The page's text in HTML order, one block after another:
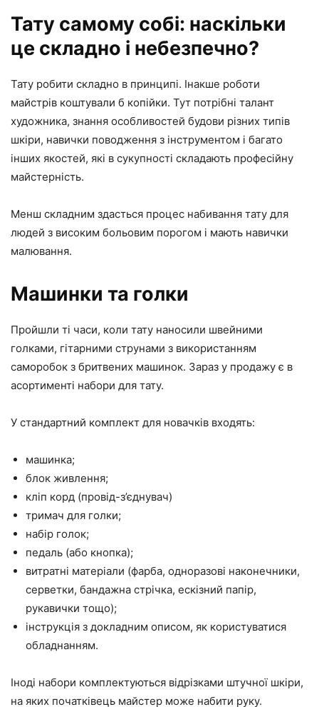
Тату самому собі: наскільки
це складно і небезпечно?
Тату робити складно в принципі. Інакше роботи
майстрів коштували б копійки. Тут потрібні талант
художника, знання особливостей будови різних типів
шкіри, навички поводження з інструментом і багато
інших якостей, які в сукупності складають професійну
майстерність.
Менш складним здасться процес набивання тату для
людей з високим больовим порогом і мають навички
малювання.
Машинки та голки
Пройшли ті часи, коли тату наносили швейними
голками, гітарними струнами з використанням
саморобок з бритвених машинок. Зараз у продажу є в
асортименті набори для тату.
У стандартний комплект для новачків входять:
машинка;
блок живлення;
кліп корд (провід-з’єднувач)
тримач для голки;
набір голок;
педаль (або кнопка);
витратні матеріали (фарба, одноразові наконечники,
серветки, бандажна стрічка, ескізний папір,
рукавички тощо);
інструкція з докладним описом, як користуватися
обладнанням.
Іноді набори комплектуються відрізками штучної шкіри,
на яких початківець майстер може набити руку.